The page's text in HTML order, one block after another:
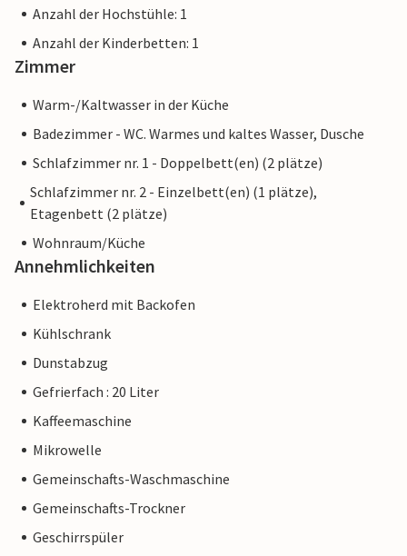
Anzahl der Hochstühle: 1
Anzahl der Kinderbetten: 1
Zimmer
Warm-/Kaltwasser in der Küche
Badezimmer - WC. Warmes und kaltes Wasser, Dusche
Schlafzimmer nr. 1 - Doppelbett(en) (2 plätze)
Schlafzimmer nr. 2 - Einzelbett(en) (1 plätze),
Etagenbett (2 plätze)
Wohnraum/Küche
Annehmlichkeiten
Elektroherd mit Backofen
Kühlschrank
Dunstabzug
Gefrierfach : 20 Liter
Kaffeemaschine
Mikrowelle
Gemeinschafts-Waschmaschine
Gemeinschafts-Trockner
Geschirrspüler